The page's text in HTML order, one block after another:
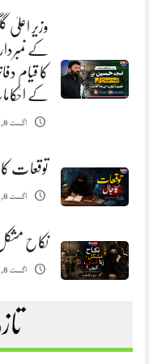
وزیر
کے
کا قیام
کے
اگست 8, 2026
توقعات
اگست 8, 2026
نکاح
اگست 8, 2026